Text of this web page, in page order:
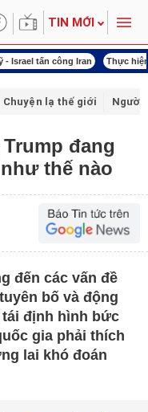
TIN MỚI
- Israel tấn công Iran Thực
Chuyện lạ thế giới Người
đang
thế nào
đến các vấn đề
bố và động
tái định hình bức
gia phải thích
lai khó đoán